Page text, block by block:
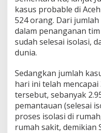
kasus probable di
524 orang. Dari
dalam penanganan tim
sudah selesai isolasi,
dunia.
Sedangkan jumlah
hari ini telah
tersebut, sebanyak
pemantauan (selesai
proses isolasi di
rumah sakit, demikian